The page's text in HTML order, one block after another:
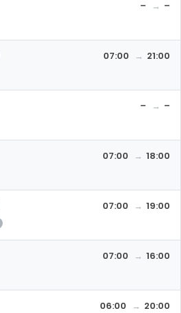
– –
07:00 21:00
– –
07:00 18:00
07:00 19:00
07:00 16:00
06:00 20:00